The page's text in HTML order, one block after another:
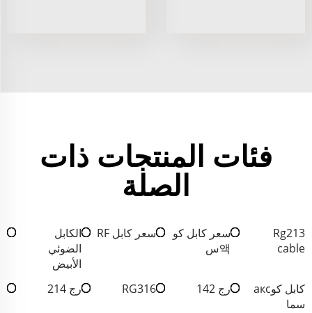
فئات المنتجات ذات
الصلة
Rg213
cable
سعر كابل كو
액س
سعر كابل RF
الكابل
الضوئي
الأبيض
كابل كوакс
سما
رج 142 RG316 رج 214